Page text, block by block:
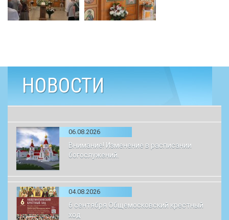
НОВОСТИ
06.08.2026
Внимание! Изменение в расписании
богослужений.
04.08.2026
6 сентября Общемосковский крестный
ход